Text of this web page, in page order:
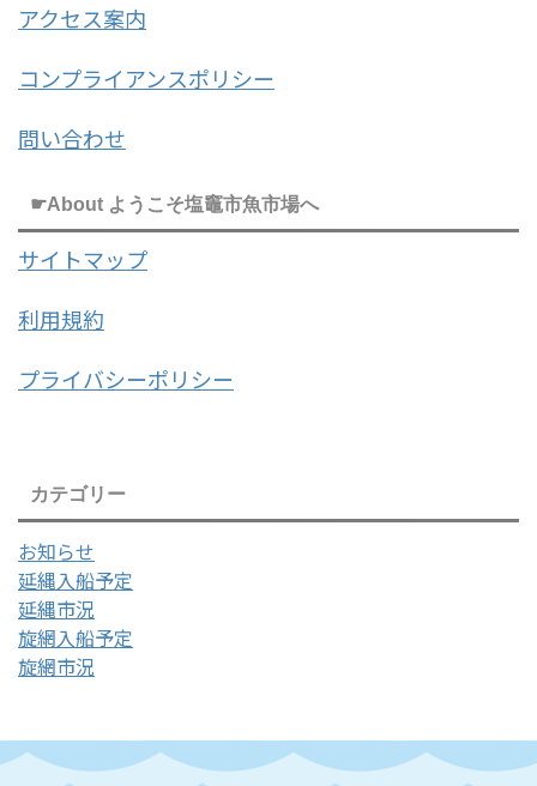
アクセス案内
コンプライアンスポリシー
問い合わせ
☛About ようこそ塩竈市魚市場へ
サイトマップ
利用規約
プライバシーポリシー
カテゴリー
お知らせ
延縄入船予定
延縄市況
旋網入船予定
旋網市況